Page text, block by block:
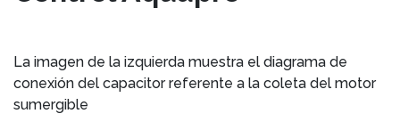
La imagen de la izquierda muestra el diagrama de
conexión del capacitor referente a la coleta del motor
sumergible